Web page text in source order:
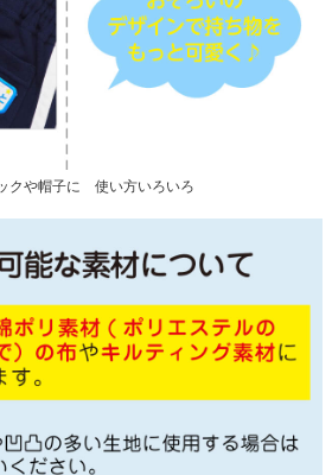
クや帽子に 使い方いろいろ